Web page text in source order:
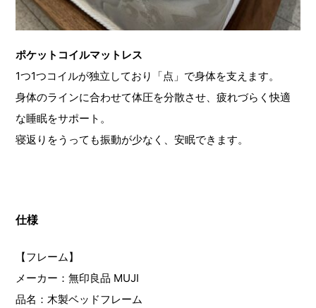
ポケットコイルマットレス
1つ1つコイルが独立しており「点」で身体を支えます。
身体のラインに合わせて体圧を分散させ、疲れづらく快適
な睡眠をサポート。
寝返りをうっても振動が少なく、安眠できます。
仕様
【フレーム】
メーカー：無印良品 MUJI
品名：木製ベッドフレーム